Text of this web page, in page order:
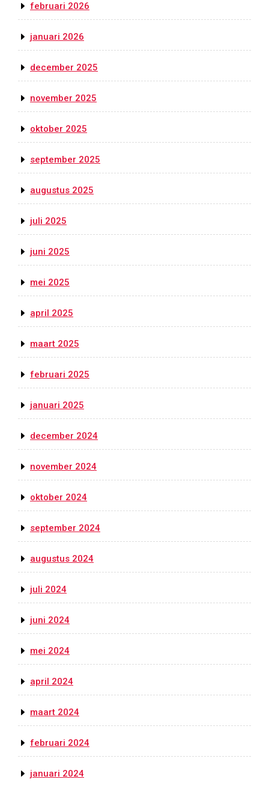
februari 2026
januari 2026
december 2025
november 2025
oktober 2025
september 2025
augustus 2025
juli 2025
juni 2025
mei 2025
april 2025
maart 2025
februari 2025
januari 2025
december 2024
november 2024
oktober 2024
september 2024
augustus 2024
juli 2024
juni 2024
mei 2024
april 2024
maart 2024
februari 2024
januari 2024